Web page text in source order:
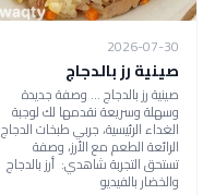
2026-07-30
صينية رز بالدجاج
صينية رز بالدجاج ... وصفة جديدة
وسهلة وسريعة نقدمها لك لوجبة
الغداء الرئيسية، جربي طبخات الدجاج
الرائعة الطعم مع الأرز، وصفة
تستحق التجربة شاهدي: أرز بالدجاج
والخضار بالفيديو